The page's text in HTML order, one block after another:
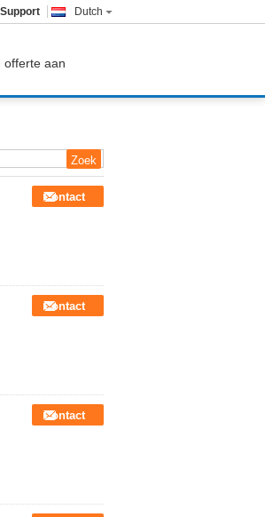
Dutch
offerte aan
Contact
Contact
Contact